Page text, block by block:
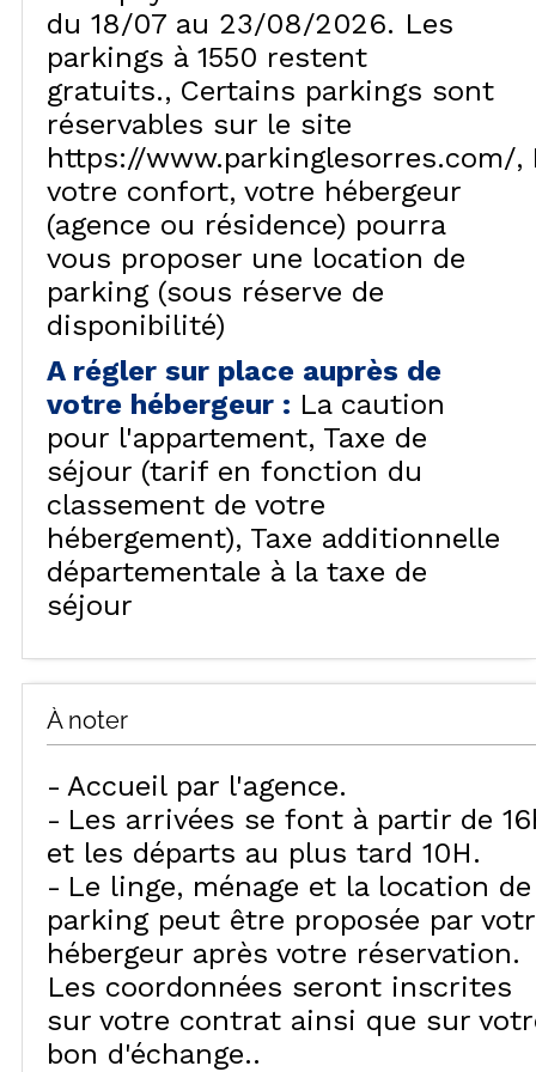
du 18/07 au 23/08/2026. Les
parkings à 1550 restent
gratuits.
Certains parkings sont
réservables sur le site
https://www.parkinglesorres.com/
votre confort, votre hébergeur
(agence ou résidence) pourra
vous proposer une location de
parking (sous réserve de
disponibilité)
A régler sur place auprès de
votre hébergeur : La caution
pour l'appartement Taxe de
séjour (tarif en fonction du
classement de votre
hébergement) Taxe additionnelle
départementale à la taxe de
séjour
À noter
Accueil par l'agence
Les arrivées se font à partir de
et les départs au plus tard 10H
Le linge, ménage et la location de
parking peut être proposée par
hébergeur après votre réservation.
Les coordonnées seront inscrites
sur votre contrat ainsi que sur
bon d'échange.